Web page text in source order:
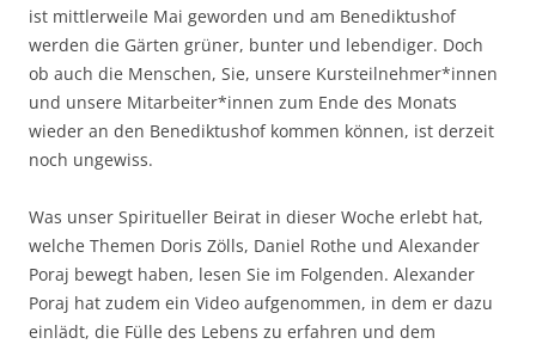
ist mittlerweile Mai geworden und am Benediktushof
werden die Gärten grüner, bunter und lebendiger. Doch
ob auch die Menschen, Sie, unsere Kursteilnehmer*innen
und unsere Mitarbeiter*innen zum Ende des Monats
wieder an den Benediktushof kommen können, ist derzeit
noch ungewiss.
Was unser Spiritueller Beirat in dieser Woche erlebt hat,
welche Themen Doris Zölls, Daniel Rothe und Alexander
Poraj bewegt haben, lesen Sie im Folgenden. Alexander
Poraj hat zudem ein Video aufgenommen, in dem er dazu
einlädt, die Fülle des Lebens zu erfahren und dem